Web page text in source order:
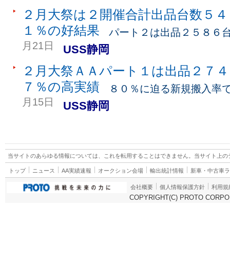
２月大祭は２開催合計出品台数５
１％の好結果 パート２は出品２５８６
月21日 USS静岡
２月大祭ＡＡパート１は出品２７
７％の高実績 ８０％に迫る新規搬入率
月15日 USS静岡
当サイトのあらゆる情報については、これを転用することはできません。当サイト上
トップ ニュース AA実績速報 オークション会場 輸出統計情報 新車・中古車
会社概要 個人情報保護方針 利用規
COPYRIGHT(C) PROTO